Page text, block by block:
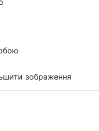
зображення